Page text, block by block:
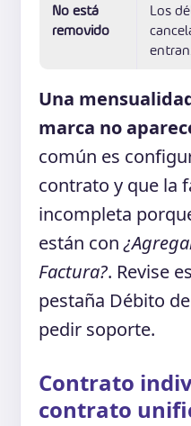
No está
removido
Los
Una
marca no
común es
contrato y que la
incompleta
están con
Factura?. Revise
pestaña Débito
pedir soporte.
Contrato
contrato